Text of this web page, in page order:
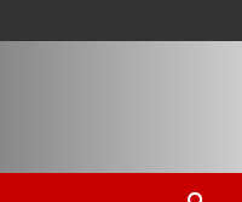
ગુજરાતી